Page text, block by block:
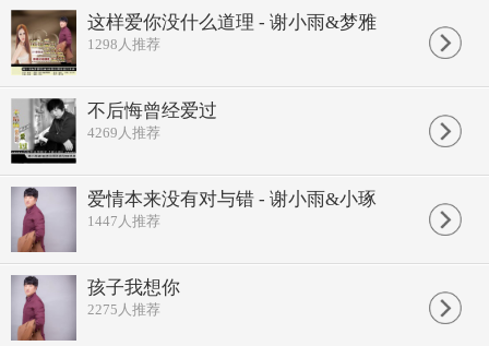
这样爱你没什么道理 - 谢小雨&梦雅
1298 人推荐
不后悔曾经爱过
4269 人推荐
爱情本来没有对与错 - 谢小雨&小琢
1447 人推荐
孩子我想你
2275 人推荐